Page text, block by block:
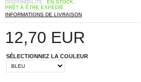
DISPONIBILITÉ: EN STOCK.
PRÊT À ÊTRE EXPÉDIÉ
INFORMATIONS DE LIVRAISON
12,70 EUR
SÉLECTIONNEZ LA COULEUR